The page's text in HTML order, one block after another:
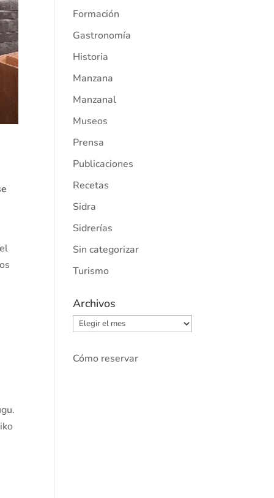
Formación
Gastronomía
Historia
Manzana
Manzanal
Museos
Prensa
Publicaciones
Recetas
Sidra
Sidrerías
Sin categorizar
Turismo
Archivos
Archivos
Cómo reservar